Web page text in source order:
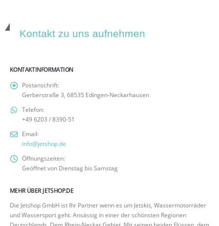
Kontakt zu uns aufnehmen
KONTAKTINFORMATION
Postanschrift:
Gerberstraße 3, 68535 Edingen-Neckarhausen
Telefon:
+49 6203 / 8390-51
Email:
info@jetshop.de
Öffnungszeiten:
Geöffnet von Dienstag bis Samstag
MEHR ÜBER JETSHOP.DE
Die Jetshop GmbH ist Ihr Partner wenn es um Jetskis, Wassermotorräder
und Wassersport geht. Ansässig in einer der schönsten Regionen